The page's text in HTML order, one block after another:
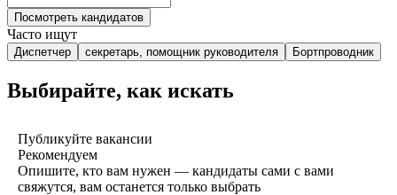
Посмотреть кандидатов
Часто ищут
Диспетчер секретарь, помощник руководителя Бортпроводник
Выбирайте, как искать
Публикуйте вакансии
Рекомендуем
Опишите, кто вам нужен — кандидаты сами с вами
свяжутся, вам останется только выбрать